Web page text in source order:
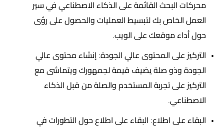
محركات البحث القائمة على الذكاء الاصطناعي في سير
العمل الخاص بك لتبسيط العمليات والحصول على رؤى
حول أداء موقعك على الويب.
التركيز على المحتوى عالي الجودة: إنشاء محتوى عالي
الجودة وذو صلة يضيف قيمة لجمهورك ويتماشى مع
التركيز على تجربة المستخدم والصلة من قبل الذكاء
الاصطناعي.
البقاء على اطلاع: البقاء على اطلاع حول التطورات في